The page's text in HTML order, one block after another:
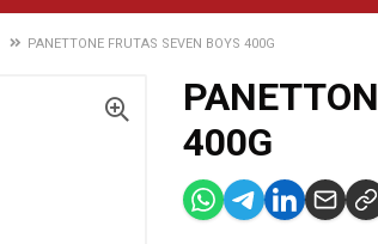
PANETTONE FRUTAS SEVEN BOYS 400G
400G